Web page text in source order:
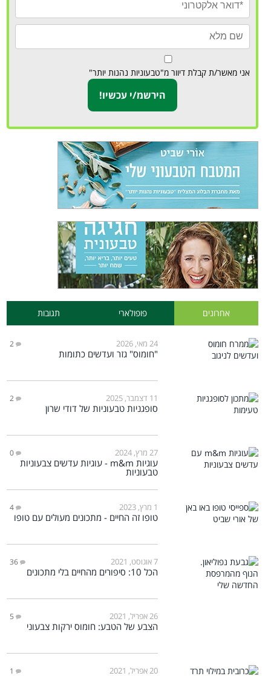
אני מאשר/ת קבלת דיוור מ"טבעוניות נהנות יותר"
אחרונים פופולארי תגובות
24 מאי, 2026 2
"חומוס" גזר ועדשים כתומות
11 דצמבר, 2025 2
סופגניות טבעוניות של דודי שרון
27 מרץ, 2024 0
עוגיות m&m - עוגיות עדשים צבעוניות
טבעוניות
1 מרץ, 2023 4
טופו זה החיים - מתכונים מעולים עם טופו
7 אוגוסט, 2021 36
הכל 10: סיפורים מהחיים בלי מתכונים
26 אפריל, 2021 5
הצבע של הטבע: חומוס ירקות צבעוני
20 אפריל, 2021 1